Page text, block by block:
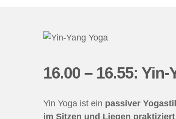
16.00 – 16.55: Yin-
Yin Yoga ist ein passiver
im Sitzen und Liegen praktiziert